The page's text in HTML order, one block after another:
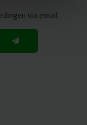
via email